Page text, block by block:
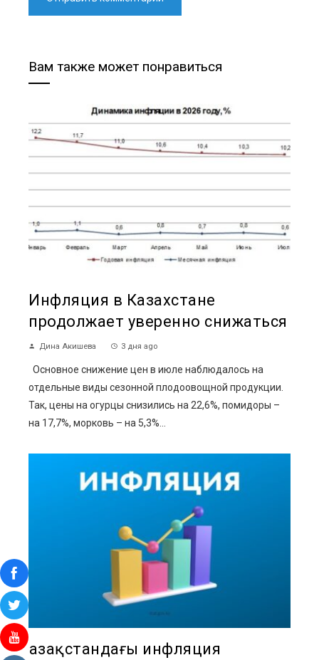
Вам также может понравиться
Инфляция в Казахстане
продолжает уверенно снижаться
Дина Акишева 3 дня ago
Основное снижение цен в июле наблюдалось на
отдельные виды сезонной плодоовощной продукции.
Так, цены на огурцы снизились на 22,6%, помидоры –
на 17,7%, морковь – на 5,3%...
Қазақстандағы инфляция